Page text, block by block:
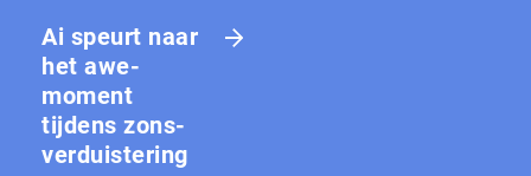
Ai speurt naar
het awe-
moment
tijdens zons­
ver­duis­te­ring